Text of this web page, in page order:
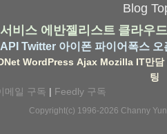
Blog
비스 에반젤리스트 클라우드
Twitter 아이폰 파이어폭스 오
WordPress Ajax Mozilla IT만담
팅
메일 구독 | Feedly 구독
Copyright(c) 1996-2026 Channy Yun